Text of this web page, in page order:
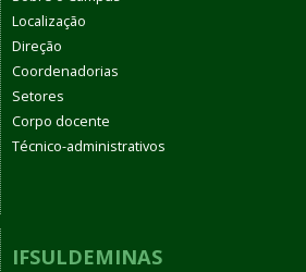
Localização
Direção
Coordenadorias
Setores
Corpo docente
Técnico-administrativos
IFSULDEMINAS